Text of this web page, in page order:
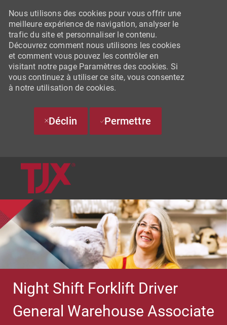
SKIP TO MAIN CONTENT
Nous utilisons des cookies pour vous offrir une
meilleure expérience de navigation, analyser le
trafic du site et personnaliser le contenu.
Découvrez comment nous utilisons les cookies
et comment vous pouvez les contrôler en
visitant notre page Paramètres des cookies. Si
vous continuez à utiliser ce site, vous consentez
à notre utilisation de cookies.
Déclin Permettre
Night Shift Forklift Driver
General Warehouse Associate